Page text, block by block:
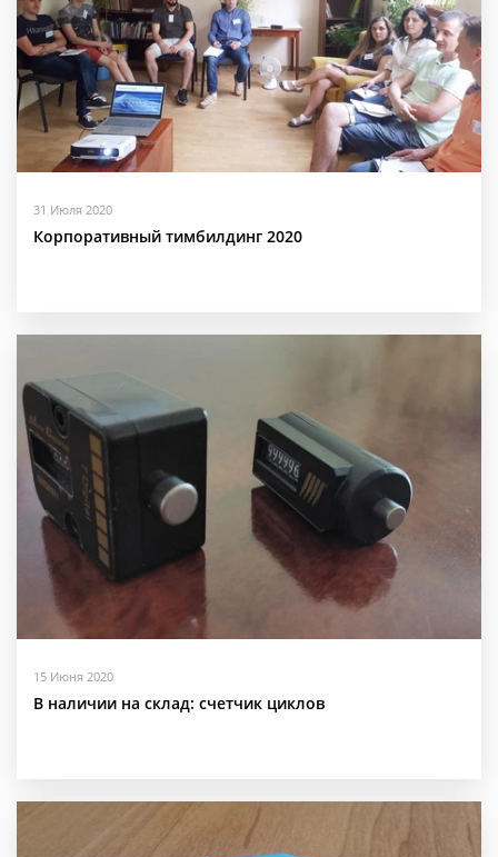
31 Июля 2020
Корпоративный тимбилдинг 2020
15 Июня 2020
В наличии на склад: счетчик циклов